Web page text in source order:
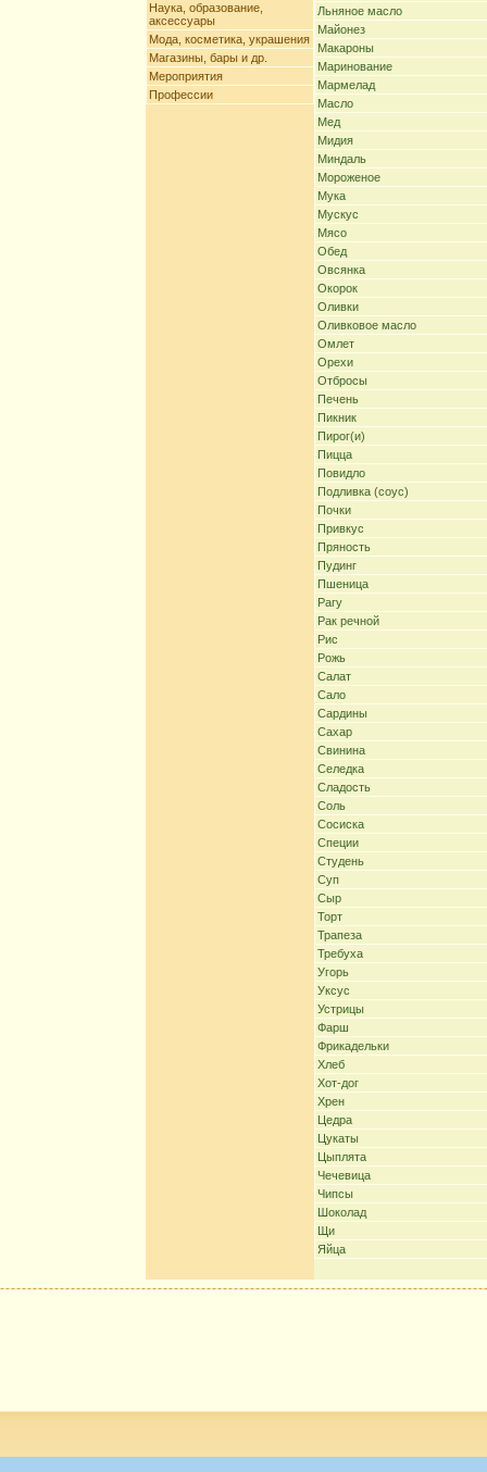
Наука, образование,
аксессуары
Мода, косметика, украшения
Магазины, бары и др.
Мероприятия
Профессии
Льняное масло
Майонез
Макароны
Маринование
Мармелад
Масло
Мед
Мидия
Миндаль
Мороженое
Мука
Мускус
Мясо
Обед
Овсянка
Окорок
Оливки
Оливковое масло
Омлет
Орехи
Отбросы
Печень
Пикник
Пирог(и)
Пицца
Повидло
Подливка (соус)
Почки
Привкус
Пряность
Пудинг
Пшеница
Рагу
Рак речной
Рис
Рожь
Салат
Сало
Сардины
Сахар
Свинина
Селедка
Сладость
Соль
Сосиска
Специи
Студень
Суп
Сыр
Торт
Трапеза
Требуха
Угорь
Уксус
Устрицы
Фарш
Фрикадельки
Хлеб
Хот-дог
Хрен
Цедра
Цукаты
Цыплята
Чечевица
Чипсы
Шоколад
Щи
Яйца